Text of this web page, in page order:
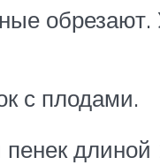
с плодами.
длиной